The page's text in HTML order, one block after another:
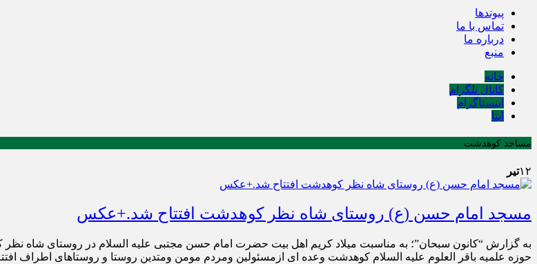
پیوندها
تماس با ما
درباره ما
منبع
خانه
کانال تلگرام
اینستاگرام
ایتا
مساجد کوهدشت
۱۲تیر
مسجد امام حسن (ع) روستای شاه نظر کوهدشت افتتاح شد.+عکس
به گزارش “کانون سبحان”؛ به مناسبت میلاد کریم اهل بیت حضرت امام حسن مجتبی علیه السلام در روستای شاه
حوزه علمیه باقر العلوم علیه السلام کوهدشت وعده ای ازمسئولین ومردم مومن ومتدین روستا و روستاهای اطراف